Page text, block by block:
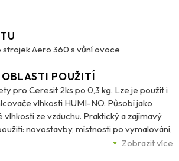
Aero 360 s vůní ovoce
Zobrazit více
POUŽITÍ
pro Ceresit 2ks po 0,3 kg. Lze je použít i
vlhkosti HUMI-NO. Působí jako
ze vzduchu. Praktický a zajímavý
novostavby, místnosti po vymalování,
obytný přívěs, člun, garáž, prádelna,